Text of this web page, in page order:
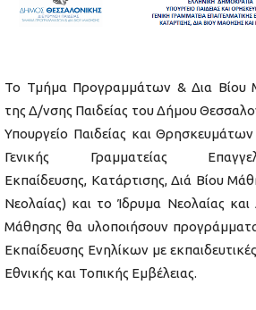
To Τμήμα Προγραμμάτων & Δια Βίου
της Δ/νσης Παιδείας του Δήμου
Υπουργείο Παιδείας και Θρησκευμάτων
Γενικής Γραμματείας
Εκπαίδευσης, Κατάρτισης, Διά Βίου
Νεολαίας) και το Ίδρυμα Νεολαίας και
Μάθησης θα υλοποιήσουν προγράμματα
Εκπαίδευσης Ενηλίκων με
Εθνικής και Τοπικής Εμβέλειας.